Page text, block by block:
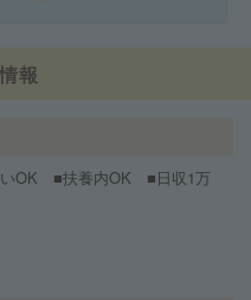
報
いOK ■扶養内OK ■日収1万